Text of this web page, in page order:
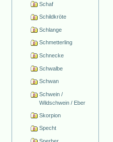
Schaf
Schildkröte
Schlange
Schmetterling
Schnecke
Schwalbe
Schwan
Schwein /
Wildschwein / Eber
Skorpion
Specht